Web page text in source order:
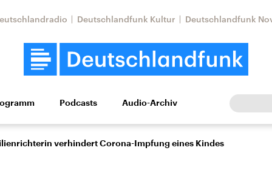
Deutschlandfunk Kultur Deutschlandfunk
Wissen Kultur Europa
Podcasts Audio-Archiv
verhindert Corona-Impfung eines Kindes